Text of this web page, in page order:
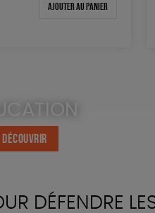
Ajouter au panier
DÉCOUVRIR
DÉFENDRE